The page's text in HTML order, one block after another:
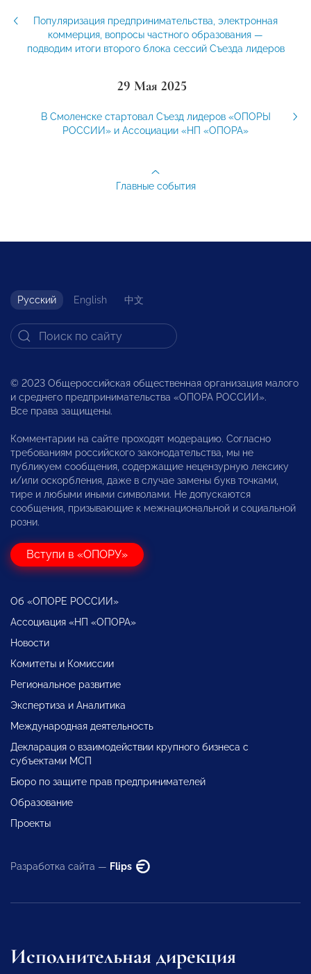
Популяризация предпринимательства, электронная
коммерция, вопросы частного образования —
подводим итоги второго блока сессий Съезда лидеров
29 Мая 2025
В Смоленске стартовал Съезд лидеров «ОПОРЫ
РОССИИ» и Ассоциации «НП «ОПОРА»
Главные события
Русский English 中文
© 2023 Общероссийская общественная организация малого
и среднего предпринимательства «ОПОРА РОССИИ».
Все права защищены.
Комментарии на сайте проходят модерацию. Согласно
требованиям российского законодательства, мы не
публикуем сообщения, содержащие нецензурную лексику
и/или оскорбления, даже в случае замены букв точками,
тире и любыми иными символами. Не допускаются
сообщения, призывающие к межнациональной и социальной
розни.
Вступи в «ОПОРУ»
Об «ОПОРЕ РОССИИ»
Ассоциация «НП «ОПОРА»
Новости
Комитеты и Комиссии
Региональное развитие
Экспертиза и Аналитика
Международная деятельность
Декларация о взаимодействии крупного бизнеса с
субъектами МСП
Бюро по защите прав предпринимателей
Образование
Проекты
Разработка сайта — Flips
Исполнительная дирекция